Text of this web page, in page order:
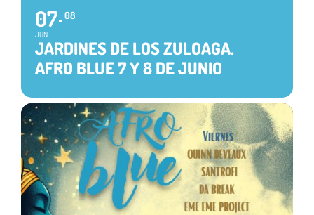
07
JUN
08
JARDINES DE LOS ZULOAGA.
AFRO BLUE 7 Y 8 DE JUNIO